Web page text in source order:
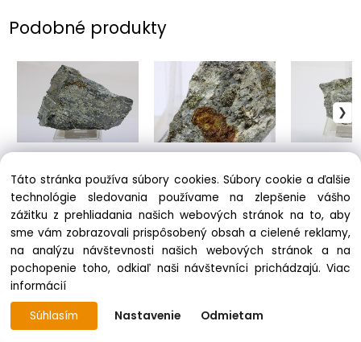
Podobné produkty
2.00 €
1.00 €
1.30 €
Vytvorené systémom ClickEshop.sk
Táto stránka používa súbory cookies. Súbory cookie a ďalšie
technológie sledovania používame na zlepšenie vášho
zážitku z prehliadania našich webových stránok na to, aby
sme vám zobrazovali prispôsobený obsah a cielené reklamy,
na analýzu návštevnosti našich webových stránok a na
pochopenie toho, odkiaľ naši návštevníci prichádzajú.Viac
informácií
Súhlasím
Nastavenie Odmietam